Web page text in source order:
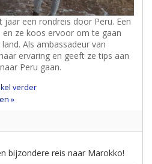
een rondreis door Peru. Een
en ze koos ervoor om te gaan
Als ambassadeur van
ervaring en geeft ze tips aan
Peru gaan.
verder
»
bijzondere reis naar Marokko!